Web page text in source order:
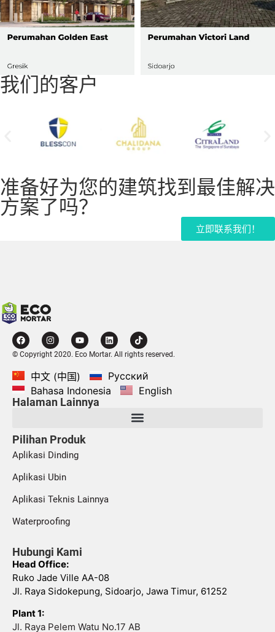
我们的客户
准备好为您的建筑找到最佳解决
方案了吗？
立即联系我们！
© Copyright 2020. Eco Mortar. All rights reserved.
中文 (中国)
Русский
Bahasa Indonesia
English
Halaman Lainnya
Pilihan Produk
Aplikasi Dinding
Aplikasi Ubin
Aplikasi Teknis Lainnya
Waterproofing
Hubungi Kami
Head Office:
Ruko Jade Ville AA-08
Jl. Raya Sidokepung, Sidoarjo, Jawa Timur, 61252
Plant 1:
Jl. Raya Pelem Watu No.17 AB